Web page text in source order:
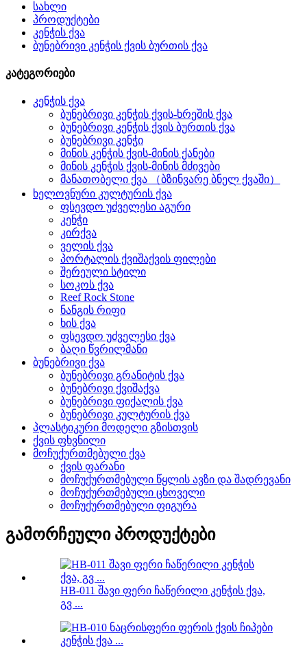
სახლი
პროდუქტები
კენჭის ქვა
ბუნებრივი კენჭის ქვის ბურთის ქვა
კატეგორიები
კენჭის ქვა
ბუნებრივი კენჭის ქვის-ხრეშის ქვა
ბუნებრივი კენჭის ქვის ბურთის ქვა
ბუნებრივი კენჭი
მინის კენჭის ქვის-მინის ქანები
მინის კენჭის ქვის-მინის მძივები
მანათობელი ქვა （ბზინვარე ბნელ ქვაში）
ხელოვნური კულტურის ქვა
ფსევდო უძველესი აგური
კენჭი
კირქვა
ველის ქვა
პორტალის ქვიშაქვის ფილები
შერეული სტილი
სოკოს ქვა
Reef Rock Stone
ნანგის რიფი
ხის ქვა
ფსევდო უძველესი ქვა
ბაღი წვრილმანი
ბუნებრივი ქვა
ბუნებრივი გრანიტის ქვა
ბუნებრივი ქვიშაქვა
ბუნებრივი ფიქალის ქვა
ბუნებრივი კულტურის ქვა
პლასტიკური მოდელი გზისთვის
ქვის ფხვნილი
მოჩუქურთმებული ქვა
ქვის ფარანი
მოჩუქურთმებული წყლის ავზი და შადრევანი
მოჩუქურთმებული ცხოველი
მოჩუქურთმებული ფიგურა
გამორჩეული პროდუქტები
HB-011 შავი ფერი ჩაწერილი კენჭის ქვა,
გვ ...